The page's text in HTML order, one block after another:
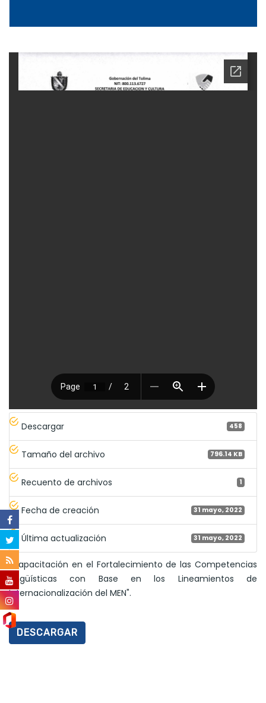
Descargar 458
Tamaño del archivo 796.14 KB
Recuento de archivos 1
Fecha de creación 31 mayo, 2022
Última actualización 31 mayo, 2022
"Capacitación en el Fortalecimiento de las Competencias
Lingüísticas con Base en los Lineamientos de
Internacionalización del MEN".
DESCARGAR